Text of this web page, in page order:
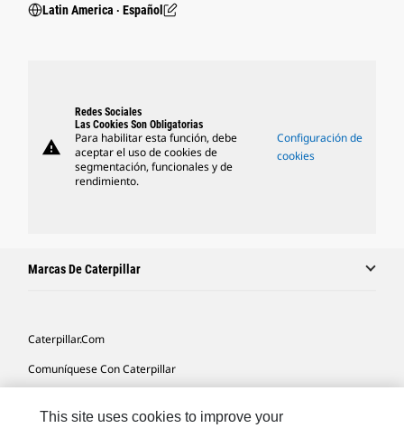
Latin America ‧ Español
warning
Redes Sociales
Las Cookies Son Obligatorias
Para habilitar esta función, debe
aceptar el uso de cookies de
segmentación, funcionales y de
rendimiento.
Configuración de
cookies
Marcas De Caterpillar
Caterpillar.com
Comuníquese Con Caterpillar
This site uses cookies to improve your